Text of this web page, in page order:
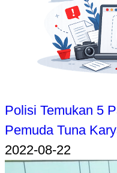
Polisi Temukan 5
Pemuda Tuna
2022-08-22